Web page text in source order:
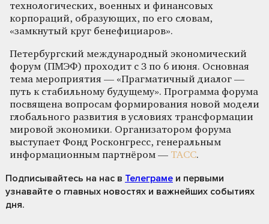
технологических, военных и финансовых
корпораций, образующих, по его словам,
«замкнутый круг бенефициаров».
Петербургский международный экономический
форум (ПМЭФ) проходит с 3 по 6 июня. Основная
тема мероприятия — «Прагматичный диалог —
путь к стабильному будущему». Программа форума
посвящена вопросам формирования новой модели
глобального развития в условиях трансформации
мировой экономики. Организатором форума
выступает Фонд Росконгресс, генеральным
информационным партнёром — ТАСС.
Подписывайтесь на нас в Телеграме и первыми
узнавайте о главных новостях и важнейших событиях
дня.